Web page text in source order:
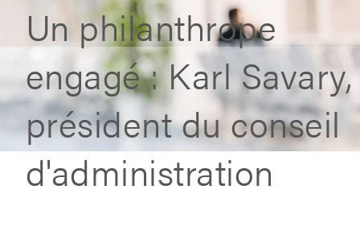
Un philanthrope
engagé : Karl Savary,
président du conseil
d'administration